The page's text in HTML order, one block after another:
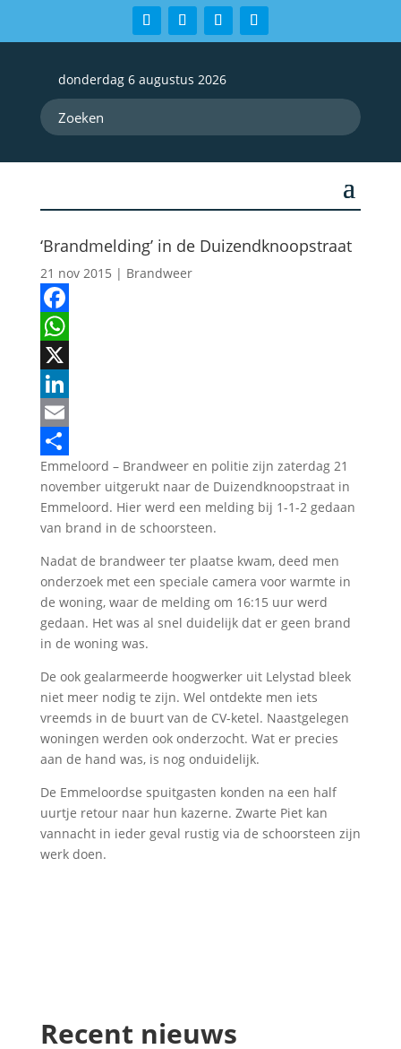
donderdag 6 augustus 2026
‘Brandmelding’ in de Duizendknoopstraat
21 nov 2015 | Brandweer
Facebook
WhatsApp
X
LinkedIn
Email
Delen
Emmeloord – Brandweer en politie zijn zaterdag 21
november uitgerukt naar de Duizendknoopstraat in
Emmeloord. Hier werd een melding bij 1-1-2 gedaan
van brand in de schoorsteen.
Nadat de brandweer ter plaatse kwam, deed men
onderzoek met een speciale camera voor warmte in
de woning, waar de melding om 16:15 uur werd
gedaan. Het was al snel duidelijk dat er geen brand
in de woning was.
De ook gealarmeerde hoogwerker uit Lelystad bleek
niet meer nodig te zijn. Wel ontdekte men iets
vreemds in de buurt van de CV-ketel. Naastgelegen
woningen werden ook onderzocht. Wat er precies
aan de hand was, is nog onduidelijk.
De Emmeloordse spuitgasten konden na een half
uurtje retour naar hun kazerne. Zwarte Piet kan
vannacht in ieder geval rustig via de schoorsteen zijn
werk doen.
Recent nieuws